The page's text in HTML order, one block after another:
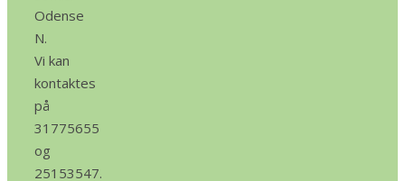
Odense
N.
Vi kan
kontaktes
på
31775655
og
25153547.